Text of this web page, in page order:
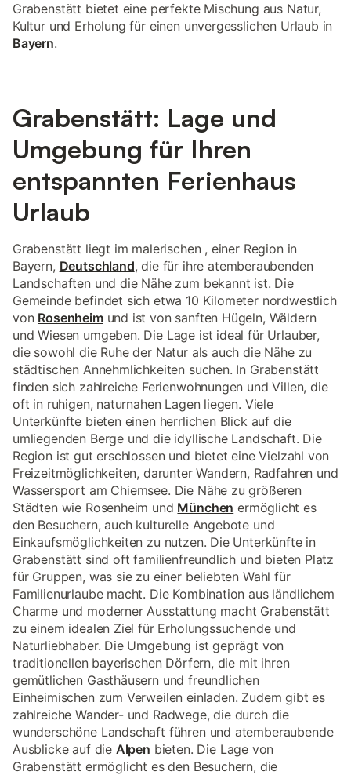
Grabenstätt bietet eine perfekte Mischung aus Natur,
Kultur und Erholung für einen unvergesslichen Urlaub in
Bayern.
Grabenstätt: Lage und
Umgebung für Ihren
entspannten Ferienhaus
Urlaub
Grabenstätt liegt im malerischen , einer Region in
Bayern, Deutschland, die für ihre atemberaubenden
Landschaften und die Nähe zum bekannt ist. Die
Gemeinde befindet sich etwa 10 Kilometer nordwestlich
von Rosenheimund ist von sanften Hügeln, Wäldern
und Wiesen umgeben. Die Lage ist ideal für Urlauber,
die sowohl die Ruhe der Natur als auch die Nähe zu
städtischen Annehmlichkeiten suchen. In Grabenstätt
finden sich zahlreiche Ferienwohnungen und Villen, die
oft in ruhigen, naturnahen Lagen liegen. Viele
Unterkünfte bieten einen herrlichen Blick auf die
umliegenden Berge und die idyllische Landschaft. Die
Region ist gut erschlossen und bietet eine Vielzahl von
Freizeitmöglichkeiten, darunter Wandern, Radfahren und
Wassersport am Chiemsee. Die Nähe zu größeren
Städten wie Rosenheim und München ermöglicht es
den Besuchern, auch kulturelle Angebote und
Einkaufsmöglichkeiten zu nutzen. Die Unterkünfte in
Grabenstätt sind oft familienfreundlich und bieten Platz
für Gruppen, was sie zu einer beliebten Wahl für
Familienurlaube macht. Die Kombination aus ländlichem
Charme und moderner Ausstattung macht Grabenstätt
zu einem idealen Ziel für Erholungssuchende und
Naturliebhaber. Die Umgebung ist geprägt von
traditionellen bayerischen Dörfern, die mit ihren
gemütlichen Gasthäusern und freundlichen
Einheimischen zum Verweilen einladen. Zudem gibt es
zahlreiche Wander- und Radwege, die durch die
wunderschöne Landschaft führen und atemberaubende
Ausblicke auf die Alpen bieten. Die Lage von
Grabenstätt ermöglicht es den Besuchern, die